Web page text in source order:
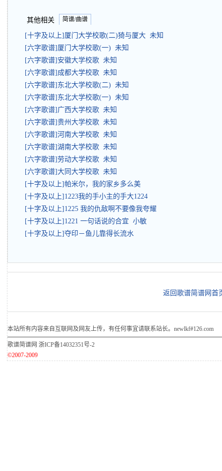
其他相关 简谱/曲谱
[十字及以上]厦门大学校歌(二)猗与厦大 未知
[六字歌谱]厦门大学校歌(一) 未知
[六字歌谱]安徽大学校歌 未知
[六字歌谱]成都大学校歌 未知
[六字歌谱]东北大学校歌(二) 未知
[六字歌谱]东北大学校歌(一) 未知
[六字歌谱]广西大学校歌 未知
[六字歌谱]贵州大学校歌 未知
[六字歌谱]河南大学校歌 未知
[六字歌谱]湖南大学校歌 未知
[六字歌谱]劳动大学校歌 未知
[六字歌谱]大同大学校歌 未知
[十字及以上]帕米尔，我的家乡多么美
[十字及以上]1223我的手小主的手大1224
[十字及以上]1225 我的仇敌啊不要像我夸耀
[十字及以上]1221 一句话说的合宜 小敏
[十字及以上]夺印－鱼儿靠得长流水
返回歌谱简谱网首
本站所有内容来自互联网及网友上传，有任何事宜请联系站长。newlkf#126.com
歌谱简谱网 浙ICP备14032351号-2
©2007-2009